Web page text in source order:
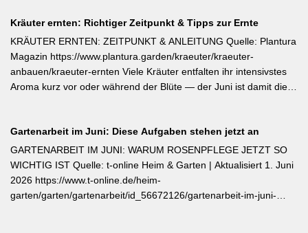
ins Freiland. Edamame (Garten-Soja) kann direkt gesät oder
vorgezogen werden; Staffelsaaten sind bis Anfang Juli möglich,
die Ernte beginnt ab August. Süßkartoffeln sind ausschließlich als
Jungpflanzen erhältlich und benötigen Wärme, Sonne und einen
tiefen, durchlässigen Boden. Frisch geerntete Knollen müssen
Kräuter ernten: Richtiger Zeitpunkt & Tipps zur Ernte
KRÄUTER ERNTEN: ZEITPUNKT & ANLEITUNG Quelle: Plantura
Magazin https://www.plantura.garden/kraeuter/kraeuter-
anbauen/kraeuter-ernten Viele Kräuter entfalten ihr intensivstes
Aroma kurz vor oder während der Blüte — der Juni ist damit die
Abtrocknen des Taus, bevor die Mittagshitze ätherische Öle
verflüchtigt. Beim Schnitt empfehlen sich ganze Triebspitzen statt
einzelner Blätter — das fördert buschigen Neuaustrieb und
ermöglicht weitere Ernten im Sommer. Für die Trocknung werden
Büschel kopfüber an einem schattigen, luftigen Ort aufgehängt
Gartenarbeit im Juni: Diese Aufgaben stehen jetzt an
GARTENARBEIT IM JUNI: WARUM ROSENPFLEGE JETZT SO
WICHTIG IST Quelle: t-online Heim & Garten | Aktualisiert 1. Juni
2026 https://www.t-online.de/heim-
garten/garten/gartenarbeit/id_56672126/gartenarbeit-im-juni-